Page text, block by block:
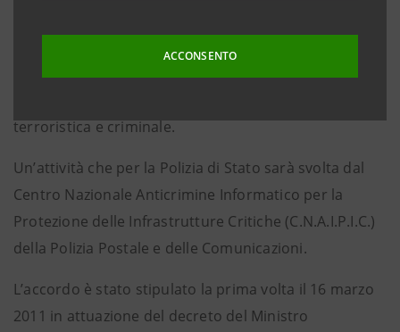
ACCONSENTO
scambio di informazioni utili alla prevenzione e al
terroristica e criminale.
Un’attività che per la Polizia di Stato sarà svolta dal
Centro Nazionale Anticrimine Informatico per la
Protezione delle Infrastrutture Critiche (C.N.A.I.P.I.C.)
della Polizia Postale e delle Comunicazioni.
L’accordo è stato stipulato la prima volta il 16 marzo
2011 in attuazione del decreto del Ministro